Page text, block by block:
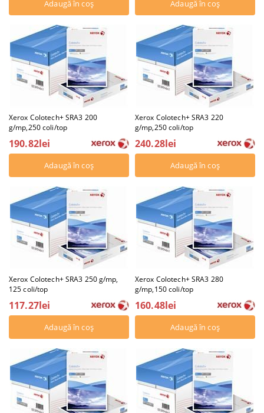
Xerox Colotech+ SRA3 200
g/mp,250 coli/top
190.82lei
Xerox Colotech+ SRA3 220
g/mp,250 coli/top
240.28lei
Xerox Colotech+ SRA3 250 g/mp,
125 coli/top
117.27lei
Xerox Colotech+ SRA3 280
g/mp,150 coli/top
160.48lei